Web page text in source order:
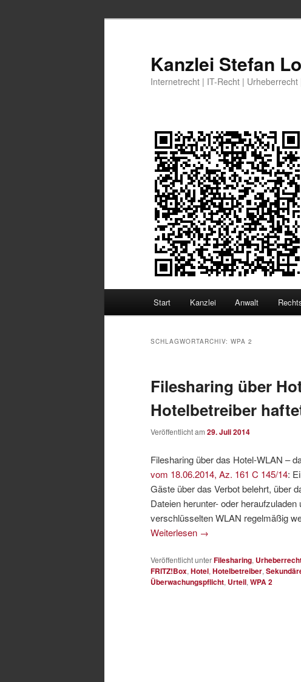
Kanzlei Stefan
Internetrecht | IT-Recht |
Start Kanzlei Anwalt
SCHLAGWORTARCHIV: WPA 2
Filesharing über
Hotelbetreiber
Veröffentlicht am 29. Juli 2014
Filesharing über das Hotel-WLAN –
vom 18.06.2014, Az. 161 C 145/14:
Gäste über das Verbot belehrt, über
Dateien herunter- oder
verschlüsselten WLAN regelmäßig
Weiterlesen →
Veröffentlicht unterFilesharing,
FRITZ!Box, Hotel, Hotelbetreiber,
Überwachungspflicht, Urteil, WPA 2